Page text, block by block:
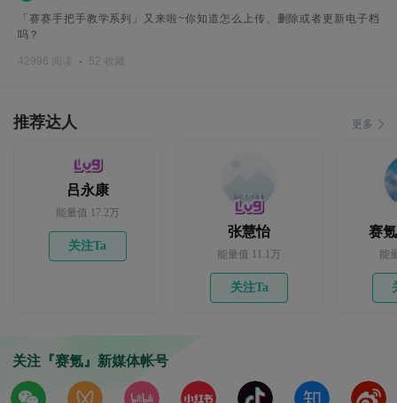
「赛赛手把手教学系列」又来啦~你知道怎么上传、删除或者更新电子档
吗？
42996 阅读 52 收藏
推荐达人 更多
吕永康
能量值 17.2万
关注Ta
张慧怡
能量值 11.1万
关注Ta
赛
能
关注『赛氪』新媒体帐号